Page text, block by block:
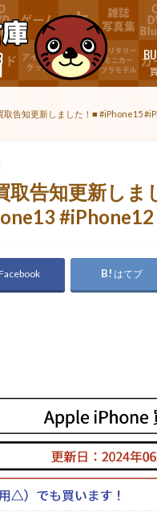
告知更新しました！■ #iPhone15
取告知更新しま
#iPhone12
はてブ